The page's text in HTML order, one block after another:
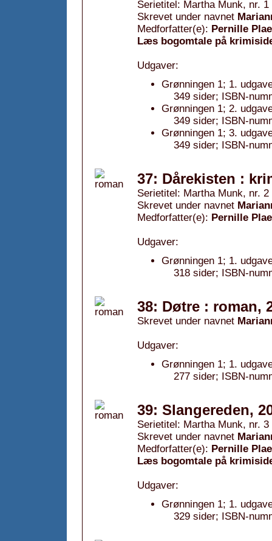
Serietitel: Martha Munk, nr. 1
Skrevet under navnet
Medforfatter(e): Pernille
Læs bogomtale på
Udgaver:
Grønningen 1; 1.
349 sider; ISBN-
Grønningen 1; 2.
349 sider; ISBN-
Grønningen 1; 3.
349 sider; ISBN-
37: Dårekisten :
Serietitel: Martha Munk, nr. 2
Skrevet under navnet
Medforfatter(e): Pernille
Udgaver:
Grønningen 1; 1.
318 sider; ISBN-
38: Døtre : roman,
Skrevet under navnet
Udgaver:
Grønningen 1; 1.
277 sider; ISBN-
39: Slangereden,
Serietitel: Martha Munk, nr. 3
Skrevet under navnet
Medforfatter(e): Pernille
Læs bogomtale på
Udgaver:
Grønningen 1; 1.
329 sider; ISBN-